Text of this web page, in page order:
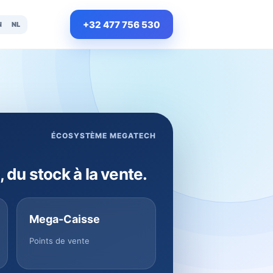
NL +32 477 756 530
ÉCOSYSTÈME MEGATECH
du stock à la vente.
Mega-Caisse
Points de vente